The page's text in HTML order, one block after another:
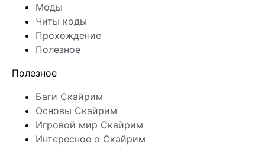
Моды
Читы коды
Прохождение
Полезное
Полезное
Баги Скайрим
Основы Скайрим
Игровой мир Скайрим
Интересное о Скайрим